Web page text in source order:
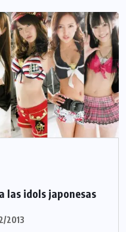
las idols japonesas
2013